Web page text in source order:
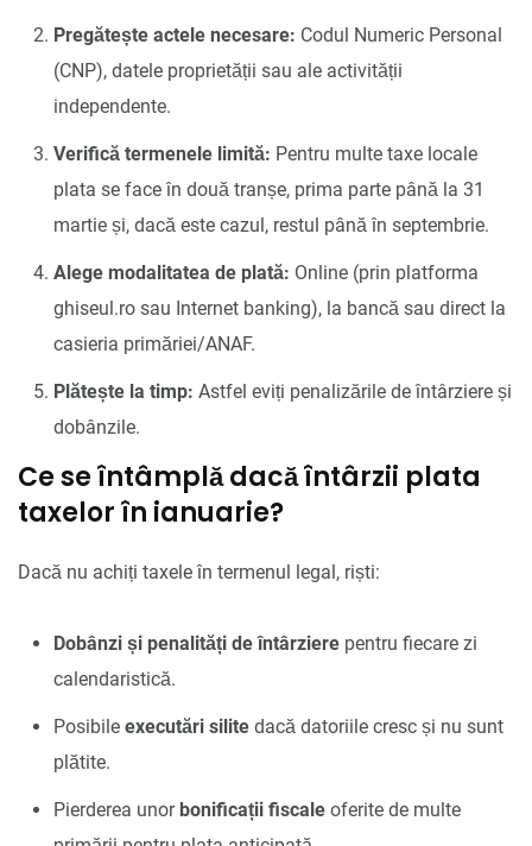
Pregătește actele necesare: Codul Numeric Personal
(CNP), datele proprietății sau ale activității
independente.
Verifică termenele limită: Pentru multe taxe locale
plata se face în două tranșe, prima parte până la 31
martie și, dacă este cazul, restul până în septembrie.
Alege modalitatea de plată: Online (prin platforma
ghiseul.ro sau Internet banking), la bancă sau direct la
casieria primăriei/ANAF.
Plătește la timp: Astfel eviți penalizările de întârziere și
dobânzile.
Ce se întâmplă dacă întârzii plata
taxelor în ianuarie?
Dacă nu achiți taxele în termenul legal, riști:
Dobânzi și penalități de întârziere pentru fiecare zi
calendaristică.
Posibile executări silite dacă datoriile cresc și nu sunt
plătite.
Pierderea unor bonificații fiscale oferite de multe